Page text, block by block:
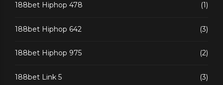
188bet Hiphop 478 (1)
188bet Hiphop 642 (3)
188bet Hiphop 975 (2)
188bet Link 5 (3)